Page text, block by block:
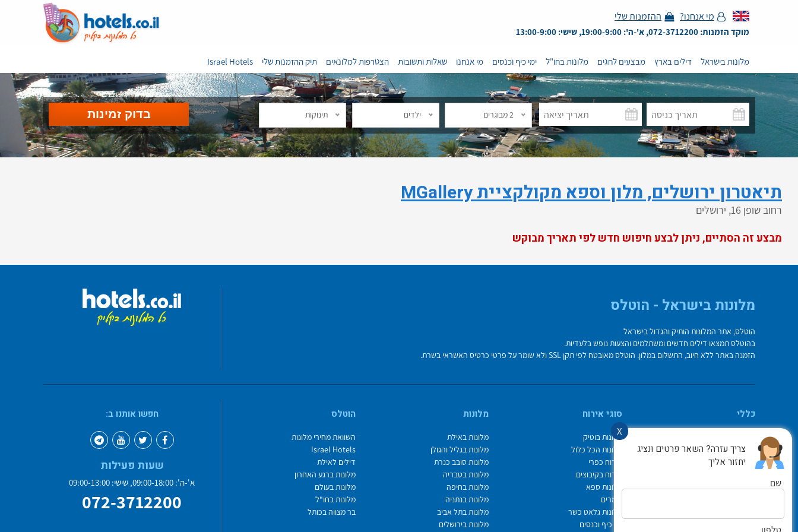
מי אנחנו? ההזמנות שלי
מוקד הזמנות: 072-3712200, א'-ה': 19:00-9:00, שישי: 13:00-9:00
מלונות בישראל דילים בארץ מבצעים לחגים מלונות בחו"ל ימי כיף וכנסים מי אנחנו שאלות ותשובות הצטרפות למלונאים תיק ההזמנות שלי Israel Hotels
2 מבוגרים ילדים תינוקות
תיאטרון ירושלים, מלון וספא מקולקציית MGallery
רחוב שופן 16, ירושלים
מבצע זה הסתיים, ניתן לבצע חיפוש חדש לפי תאריך מבוקש
X
צריך עזרה? השאר פרטים ונציג
יחזור אליך
שם
טלפון
מלונות בישראל - הוטלס
הוטלס, אתר המלונות הותיק והגדול בישראל
בהוטלס תמצאו דילים חדשים ומשתלמים והצעות נופש בלעדיות.
הזמנה באתר ללא חיוב, התשלום במלון. הוטלס מאובטח לפי תקן SSL ולא שומר על פרטי כרטיס האשראי בשרת.
כללי
איך משתמשים באתר
צור קשר
Israel Hotels
סוגי אירוח
מלונות בוטיק
מלונות הכל כלול
אירוח כפרי
אירוח בקיבוצים
מלונות ספא
צימרים
מלונות גלאט כשר
ימי כיף וכנסים
מלונות
מלונות באילת
מלונות בגליל והגולן
מלונות סובב כנרת
מלונות בטבריה
מלונות בחיפה
מלונות בנתניה
מלונות בתל אביב
מלונות בירושלים
הוטלס
השוואת מחירי מלונות
Israel Hotels
דילים לאילת
מלונות ברגע האחרון
מלונות בעולם
מלונות בחו"ל
בר מצווה בכותל
חפשו אותנו ב:
שעות פעילות
א'-ה': 09:00-18:00, שישי: 09:00-13:00
072-3712200